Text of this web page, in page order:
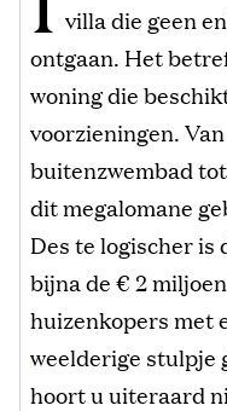
villa die geen
ontgaan. Het
woning die
voorzieningen.
buitenzwembad
dit megalomane
Des te logischer is
bijna de € 2
huizenkopers met
weelderige stulpje
hoort u uiteraard